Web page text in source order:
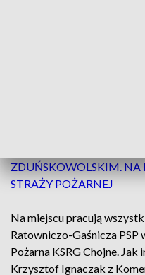
ZDUŃSKOWOLSKIM. NA
STRAŻY POŻARNEJ
Na miejscu pracują
Ratowniczo-Gaśnicza PSP
Pożarna KSRG Chojne.
Krzysztof Ignaczak z